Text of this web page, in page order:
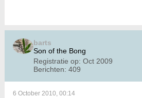
barts
Son of the Bong
Registratie op: Oct 2009
Berichten: 409
6 October 2010, 00:14